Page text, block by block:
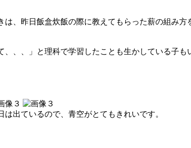
は、昨日飯盒炊飯の際に教えてもらった薪の組み
、、」と理科で学習したことも生かしている子も
出ているので、青空がとてもきれいです。